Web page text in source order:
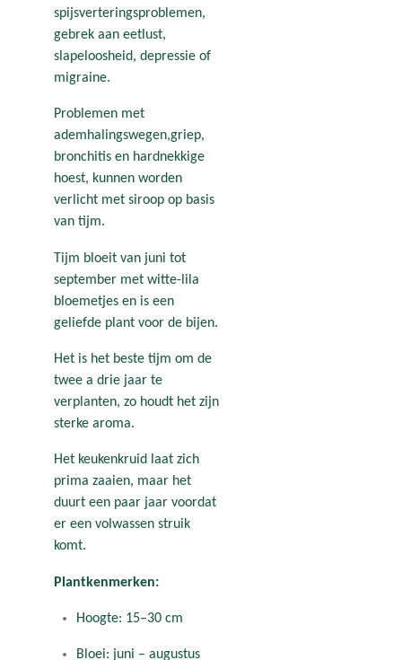
spijsverteringsproblemen,
gebrek aan eetlust,
slapeloosheid, depressie of
migraine.
Problemen met
ademhalingswegen,griep,
bronchitis en hardnekkige
hoest, kunnen worden
verlicht met siroop op basis
van tijm.
Tijm bloeit van juni tot
september met witte-lila
bloemetjes en is een
geliefde plant voor de bijen.
Het is het beste tijm om de
twee a drie jaar te
verplanten, zo houdt het zijn
sterke aroma.
Het keukenkruid laat zich
prima zaaien, maar het
duurt een paar jaar voordat
er een volwassen struik
komt.
Plantkenmerken:
Hoogte: 15–30 cm
Bloei: juni – augustus